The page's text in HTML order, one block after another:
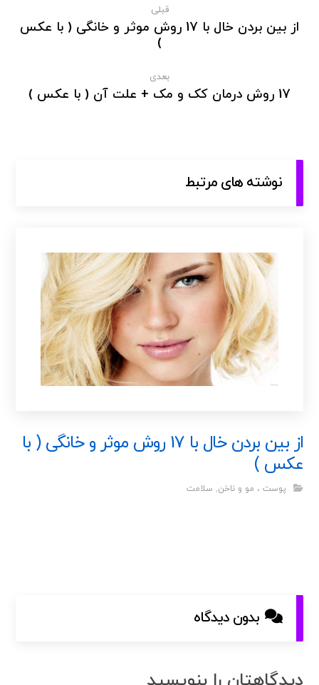
قبلی
از بین بردن خال با 17 روش موثر و خانگی ( با عکس
)
بعدی
17 روش درمان کک و مک + علت آن ( با عکس )
نوشته های مرتبط
از بین بردن خال با 17 روش موثر و خانگی ( با
عکس )
پوست ، مو و ناخن, سلامت
بدون دیدگاه